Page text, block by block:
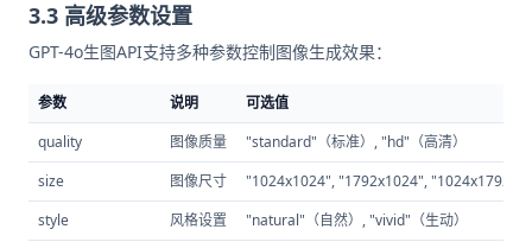
3.3 高级参数设置
GPT-4o生图API支持多种参数控制图像生成效果：
参数 说明
可选值
quality
图像质量
"standard"（标准）, "hd"（高清）
size
图像尺寸
"1024x1024", "1792x1024", "1024x1792"
style
风格设置
"natural"（自然）, "vivid"（生动）